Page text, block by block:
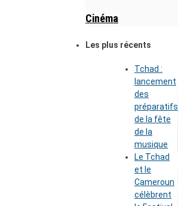
Cinéma
Les plus récents
Tchad :
lancement
des
préparatifs
de la fête
de la
musique
Le Tchad
et le
Cameroun
célèbrent